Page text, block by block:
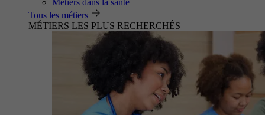
Métiers dans la santé
Tous les métiers
MÉTIERS LES PLUS RECHERCHÉS